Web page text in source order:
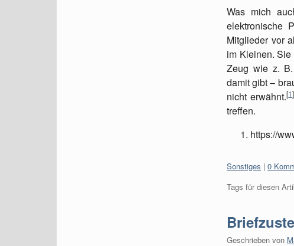
Was mich
elektronische
Mitglieder vor
im Kleinen.
Zeug wie z.
damit gibt –
nicht erwähnt.[1]
treffen.
https://
Kategorien:
Sonstiges
0
Tags für diesen
Geschrieben von